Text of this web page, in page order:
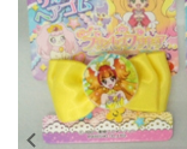
入荷スケ
カプセルトイ